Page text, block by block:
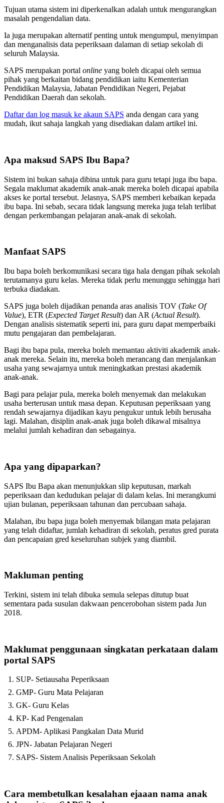
Tujuan utama sistem ini diperkenalkan adalah untuk mengurangkan
masalah pengendalian data.
Ia juga merupakan alternatif penting untuk mengumpul, menyimpan
dan menganalisis data peperiksaan dalaman di setiap sekolah di
seluruh Malaysia.
SAPS merupakan portal online yang boleh dicapai oleh semua
pihak yang berkaitan bidang pendidikan iaitu Kementerian
Pendidikan Malaysia, Jabatan Pendidikan Negeri, Pejabat
Pendidikan Daerah dan sekolah.
Daftar dan log masuk ke akaun SAPS anda dengan cara yang
mudah, ikut sahaja langkah yang disediakan dalam artikel ini.
Apa maksud SAPS Ibu Bapa?
Sistem ini bukan sahaja dibina untuk para guru tetapi juga ibu bapa.
Segala maklumat akademik anak-anak mereka boleh dicapai apabila
akses ke portal tersebut. Jelasnya, SAPS memberi kebaikan kepada
ibu bapa. Ini sebab, secara tidak langsung mereka juga telah terlibat
dengan perkembangan pelajaran anak-anak di sekolah.
Manfaat SAPS
Ibu bapa boleh berkomunikasi secara tiga hala dengan pihak sekolah
terutamanya guru kelas. Mereka tidak perlu menunggu sehingga hari
terbuka diadakan.
SAPS juga boleh dijadikan penanda aras analisis TOV (Take Of
Value), ETR (Expected Target Result) dan AR (Actual Result).
Dengan analisis sistematik seperti ini, para guru dapat memperbaiki
mutu pengajaran dan pembelajaran.
Bagi ibu bapa pula, mereka boleh memantau aktiviti akademik anak-
anak mereka. Selain itu, mereka boleh merancang dan menjalankan
usaha yang sewajarnya untuk meningkatkan prestasi akademik
anak-anak.
Bagi para pelajar pula, mereka boleh menyemak dan melakukan
usaha berterusan untuk masa depan. Keputusan peperiksaan yang
rendah sewajarnya dijadikan kayu pengukur untuk lebih berusaha
lagi. Malahan, disiplin anak-anak juga boleh dikawal misalnya
melalui jumlah kehadiran dan sebagainya.
Apa yang dipaparkan?
SAPS Ibu Bapa akan menunjukkan slip keputusan, markah
peperiksaan dan kedudukan pelajar di dalam kelas. Ini merangkumi
ujian bulanan, peperiksaan tahunan dan percubaan sahaja.
Malahan, ibu bapa juga boleh menyemak bilangan mata pelajaran
yang telah didaftar, jumlah kehadiran di sekolah, peratus gred purata
dan pencapaian gred keseluruhan subjek yang diambil.
Makluman penting
Terkini, sistem ini telah dibuka semula selepas ditutup buat
sementara pada susulan dakwaan pencerobohan sistem pada Jun
2018.
Maklumat penggunaan singkatan perkataan dalam
portal SAPS
SUP- Setiausaha Peperiksaan
GMP- Guru Mata Pelajaran
GK- Guru Kelas
KP- Kad Pengenalan
APDM- Aplikasi Pangkalan Data Murid
JPN- Jabatan Pelajaran Negeri
SAPS- Sistem Analisis Peperiksaan Sekolah
Cara membetulkan kesalahan ejaaan nama anak